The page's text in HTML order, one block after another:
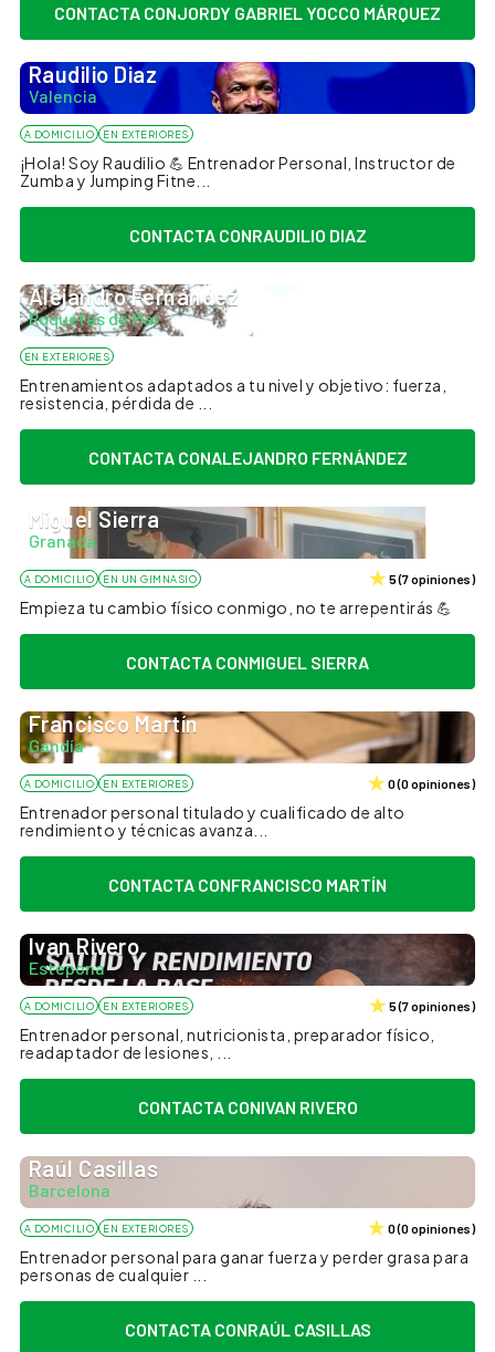
CONTACTA CONJORDY GABRIEL YOCCO MÁRQUEZ
Raudilio Diaz
Valencia
A DOMICILIO EN EXTERIORES
¡Hola! Soy Raudilio 💪 Entrenador Personal, Instructor de
Zumba y Jumping Fitne...
CONTACTA CONRAUDILIO DIAZ
Alejandro Fernández
Roquetas de Mar
EN EXTERIORES
Entrenamientos adaptados a tu nivel y objetivo: fuerza,
resistencia, pérdida de ...
CONTACTA CONALEJANDRO FERNÁNDEZ
Miguel Sierra
Granada
A DOMICILIO EN UN GIMNASIO 5(7opiniones)
Empieza tu cambio físico conmigo, no te arrepentirás 💪
CONTACTA CONMIGUEL SIERRA
Francisco Martín
Gandía
A DOMICILIO EN EXTERIORES 0(0opiniones)
Entrenador personal titulado y cualificado de alto
rendimiento y técnicas avanza...
CONTACTA CONFRANCISCO MARTÍN
Ivan Rivero
Estepona
A DOMICILIO EN EXTERIORES 5(7opiniones)
Entrenador personal, nutricionista, preparador físico,
readaptador de lesiones, ...
CONTACTA CONIVAN RIVERO
Raúl Casillas
Barcelona
A DOMICILIO EN EXTERIORES 0(0opiniones)
Entrenador personal para ganar fuerza y perder grasa para
personas de cualquier ...
CONTACTA CONRAÚL CASILLAS